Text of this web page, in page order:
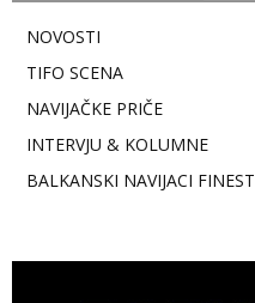
NOVOSTI
TIFO SCENA
NAVIJAČKE PRIČE
INTERVJU & KOLUMNE
BALKANSKI NAVIJACI FINEST